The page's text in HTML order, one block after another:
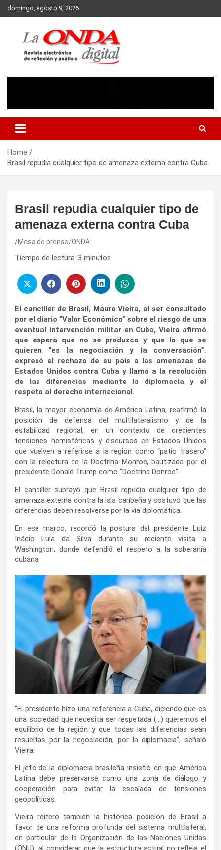
Skip
to
domingo, agosto 9, 2026
Home
Brasil repudia cualquier tipo de amenaza externa contra Cuba
Brasil repudia cualquier tipo de
amenaza externa contra Cuba
Mesa de prensa/ONDA
Tiempo de lectura: 3 minutos
El canciller de Brasil, Mauro Vieira, al ser consultado
por el diario “Valor Económico” sobre el riesgo de una
eventual intervención militar en Cuba, Vieira afirmó
que espera que no se produzca y que lo que se
quieren “es la negociación y la conversación”.
expresó el rechazo de su país a las amenazas de
Estados Unidos contra Cuba y llamó a la resolución
de las diferencias mediante la diplomacia y el
respeto al derecho internacional.
Brasil, la mayor economía de América Latina, reafirmó la
posición de defensa del multilateralismo y de la
estabilidad regional, en un contexto de crecientes
tensiones hemisféricas y discursos en Estados Unidos
que vuelven a referirse a la región como “patio trasero”
con la relectura de la Doctrina Monroe, bautizada por el
presidente Donald Trump como “Doctrina Donroe”.
El canciller subrayó que Brasil repudia cualquier tipo de
amenaza externa contra la isla caribeña y sostuvo que las
diferencias deben resolverse por la vía diplomática.
En ese marco, recordó la postura del presidente Luiz
Inácio Lula da Silva durante su reciente visita a
Washington, donde defendió el respeto a la soberanía
cubana.
“El presidente hizo una referencia a Cuba, diciendo que es
una sociedad que necesita ser respetada (…) queremos el
equilibrio de la región y que todas las diferencias sean
resueltas por la negociación, por la diplomacia”, señaló
Vieira.
El jefe de la diplomacia brasileña insistió en que América
Latina debe preservarse como una zona de diálogo y
cooperación para evitar la escalada de tensiones
geopolíticas.
Vieira reiteró también la histórica posición de Brasil a
favor de una reforma profunda del sistema multilateral,
en particular de la Organización de las Naciones Unidas
(ONU), al considerar que la estructura actual no refleja el